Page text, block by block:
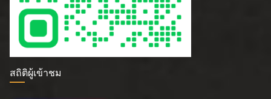
สถิติผู้เข้าชม